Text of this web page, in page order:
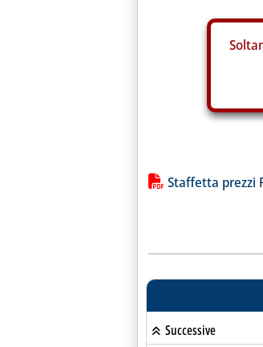
Lista allegati
Staffetta prezzi
Successive